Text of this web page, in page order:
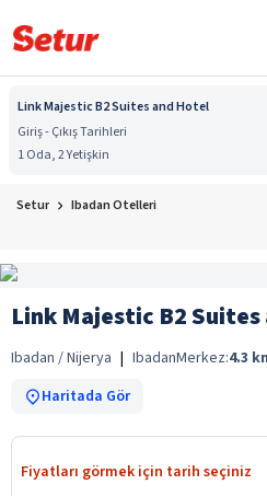
Link Majestic B2 Suites and Hotel
Giriş - Çıkış Tarihleri
1 Oda, 2 Yetişkin
Setur Ibadan Otelleri
Link Majestic B2
Ibadan / Nijerya | IbadanMerkez:4.3
Haritada Gör
Fiyatları görmek için tarih seçiniz